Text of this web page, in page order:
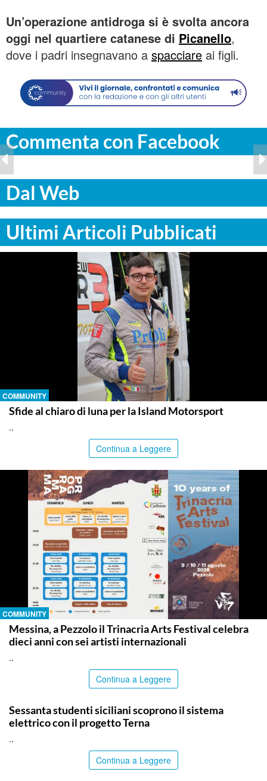
Un’operazione antidroga si è svolta ancora
oggi nel quartiere catanese di Picanello,
dove i padri insegnavano a spacciare ai figli.
Commenta con Facebook
Dal Web
Ultimi Articoli Pubblicati
COMMUNITY
Sfide al chiaro di luna per la Island Motorsport
..
Continua a Leggere
COMMUNITY
Messina, a Pezzolo il Trinacria Arts Festival celebra
dieci anni con sei artisti internazionali
..
Continua a Leggere
Sessanta studenti siciliani scoprono il sistema
elettrico con il progetto Terna
..
Continua a Leggere